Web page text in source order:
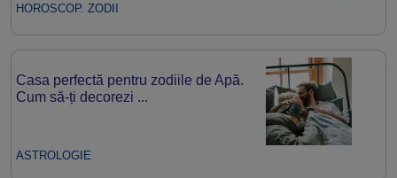
HOROSCOP. ZODII
Casa perfectă pentru zodiile de Apă.
Cum să-ți decorezi ...
ASTROLOGIE